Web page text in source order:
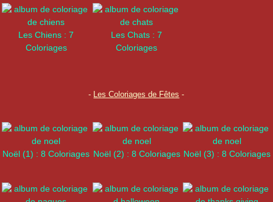
Les Chiens : 7
Coloriages
Les Chats : 7
Coloriages
- Les Coloriages de Fêtes -
Noël (1) : 8 Coloriages Noël (2) : 8 Coloriages Noël (3) : 8 Coloriages